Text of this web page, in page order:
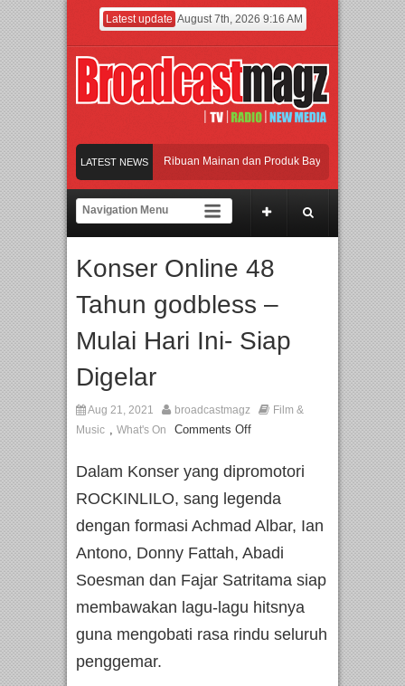
Latest update August 7th, 2026 9:16 AM
LATEST NEWS
Jakarta dengan Ribuan Mainan dan Produk Bayi dari Seluruh Dunia,
Gerbang Inovasi dan Peluang Bisnis Industri Gifts dan Housewares Asia
Perpaduan Warisan Dan Semangat Lokal, BIRKENSTOCK INDONESIA
Jakarta dengan Ribuan Mainan dan Produk Bayi dari Seluruh Dunia,
Konser Online 48
Tahun godbless –
Mulai Hari Ini- Siap
Digelar
Aug 21, 2021 broadcastmagz
Film &
Music , What's On Comments Off
Dalam Konser yang dipromotori
ROCKINLILO, sang legenda
dengan formasi Achmad Albar, Ian
Antono, Donny Fattah, Abadi
Soesman dan Fajar Satritama siap
membawakan lagu-lagu hitsnya
guna mengobati rasa rindu seluruh
penggemar.